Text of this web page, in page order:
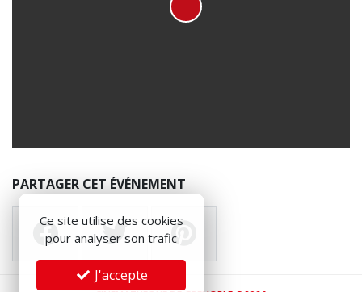
PARTAGER CET ÉVÉNEMENT
Ce site utilise des cookies
pour analyser son trafic
J'accepte